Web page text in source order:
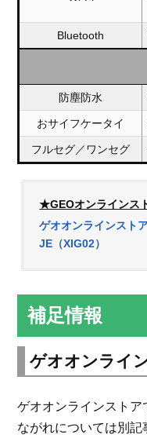
Bluetooth
防塵防水
おサイフケータイ
フルセグ／ワンセグ
★GEOオンラインス
ゲオオンラインスト
JE（XIG02）
補足情報
ゲオオンライ
ゲオオンラインストア
ながれについては別記